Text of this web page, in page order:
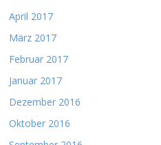
April 2017
März 2017
Februar 2017
Januar 2017
Dezember 2016
Oktober 2016